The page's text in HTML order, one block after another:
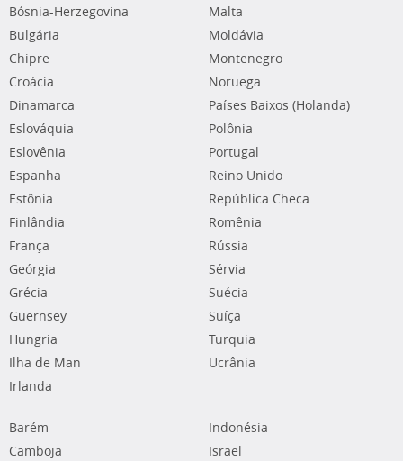
Bósnia-Herzegovina
Bulgária
Chipre
Croácia
Dinamarca
Eslováquia
Eslovênia
Espanha
Estônia
Finlândia
França
Geórgia
Grécia
Guernsey
Hungria
Ilha de Man
Irlanda
Malta
Moldávia
Montenegro
Noruega
Países Baixos (Holanda)
Polônia
Portugal
Reino Unido
República Checa
Romênia
Rússia
Sérvia
Suécia
Suíça
Turquia
Ucrânia
Barém
Camboja
Indonésia
Israel